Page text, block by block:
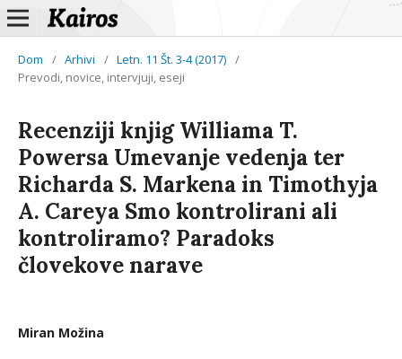
Dom / Arhivi / Letn. 11 Št. 3-4 (2017) /
Prevodi, novice, intervjuji, eseji
Recenziji knjig Williama T.
Powersa Umevanje vedenja ter
Richarda S. Markena in Timothyja
A. Careya Smo kontrolirani ali
kontroliramo? Paradoks
človekove narave
Miran Možina